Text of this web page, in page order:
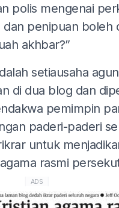
polis mengenai
dan penipuan boleh
akhbar?”
setiausaha
di dua blog dan
pemimpin
paderi-paderi
untuk
rasmi
ADS